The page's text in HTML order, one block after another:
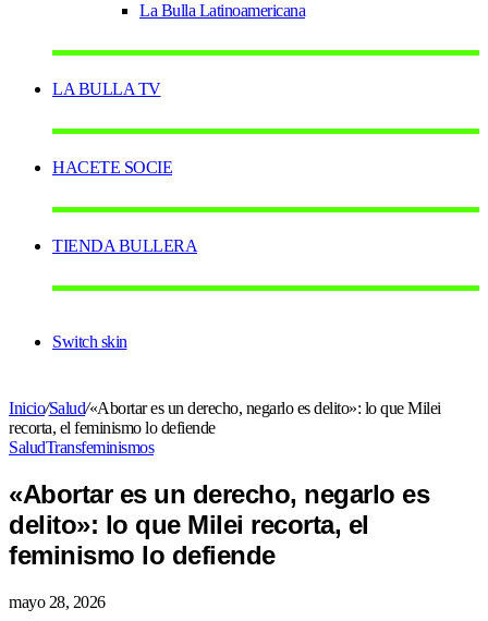
La Bulla Latinoamericana
LA BULLA TV
HACETE SOCIE
TIENDA BULLERA
Switch skin
Inicio/Salud/«Abortar es un derecho, negarlo es delito»: lo que Milei
recorta, el feminismo lo defiende
SaludTransfeminismos
«Abortar es un derecho, negarlo es
delito»: lo que Milei recorta, el
feminismo lo defiende
mayo 28, 2026